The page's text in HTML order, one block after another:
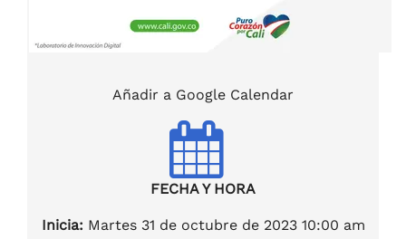
Añadir a Google Calendar
FECHA Y HORA
Inicia: Martes 31 de octubre de 2023 10:00 am